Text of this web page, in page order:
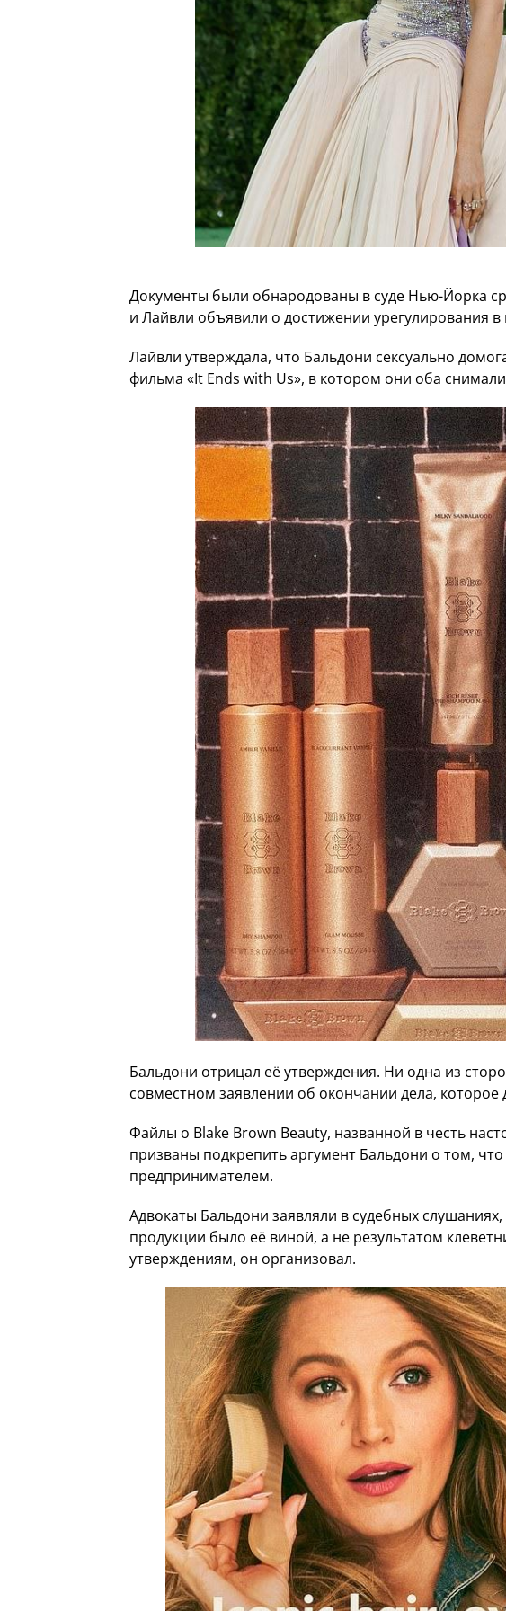
Документы были обнародованы в суде Нью-Йорка
и Лайвли объявили о достижении урегулирования
Лайвли утверждала, что Бальдони сексуально
фильма «It Ends with Us», в котором они оба
Бальдони отрицал её утверждения. Ни одна из
совместном заявлении об окончании дела, которое
Файлы о Blake Brown Beauty, названной в честь
призваны подкрепить аргумент Бальдони о том,
предпринимателем.
Адвокаты Бальдони заявляли в судебных
продукции было её виной, а не результатом
утверждениям, он организовал.